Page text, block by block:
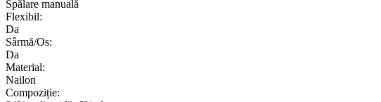
Spălare manuală
Flexibil:
Da
Sârmă/Os:
Da
Material:
Nailon
Compoziție: